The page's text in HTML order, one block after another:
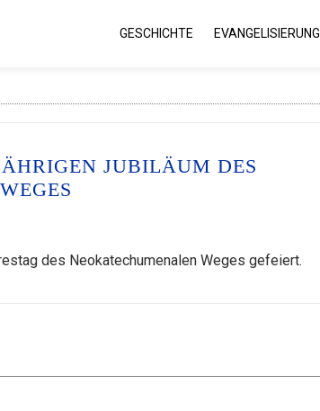
GESCHICHTE EVANGELISIERUNG
JUBILÄUM DES
des Neokatechumenalen Weges gefeiert.